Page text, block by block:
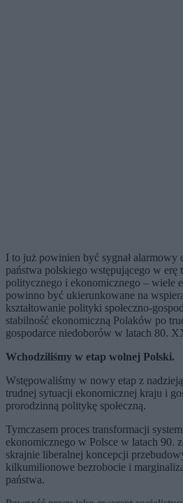
I to już powinien być sygnał
państwa polskiego wstępującego w erę
politycznego i ekonomicznego – wiele
powinno być ukierunkowane na
kształtowanie polityki społeczno-
stabilność ekonomiczną Polaków po
gospodarce niedoborów w latach 80.
Wchodziliśmy w etap wolnej Polski.
Wstępowaliśmy w nowy etap z
trudnej sytuacji ekonomicznej kraju i
prorodzinną politykę społeczną.
Tymczasem proces transformacji
ekonomicznego w Polsce w latach 90.
skrajnie liberalnej koncepcji
kilkumilionowe bezrobocie i
państwa.